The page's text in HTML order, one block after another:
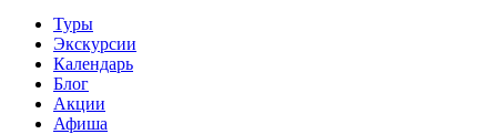
Туры
Экскурсии
Календарь
Блог
Акции
Афиша